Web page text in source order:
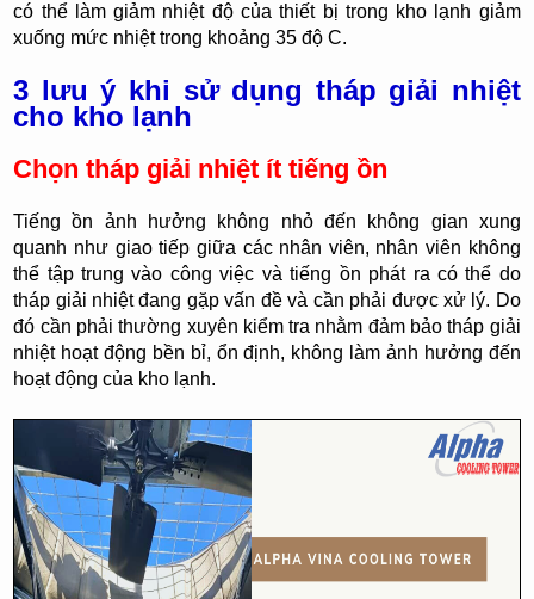
có thể làm giảm nhiệt độ của thiết bị trong kho lạnh giảm
xuống mức nhiệt trong khoảng 35 độ C.
3 lưu ý khi sử dụng tháp giải nhiệt
cho kho lạnh
Chọn tháp giải nhiệt ít tiếng ồn
Tiếng ồn ảnh hưởng không nhỏ đến không gian xung
quanh như giao tiếp giữa các nhân viên, nhân viên không
thể tập trung vào công việc và tiếng ồn phát ra có thể do
tháp giải nhiệt đang gặp vấn đề và cần phải được xử lý. Do
đó cần phải thường xuyên kiểm tra nhằm đảm bảo tháp giải
nhiệt hoạt động bền bỉ, ổn định, không làm ảnh hưởng đến
hoạt động của kho lạnh.